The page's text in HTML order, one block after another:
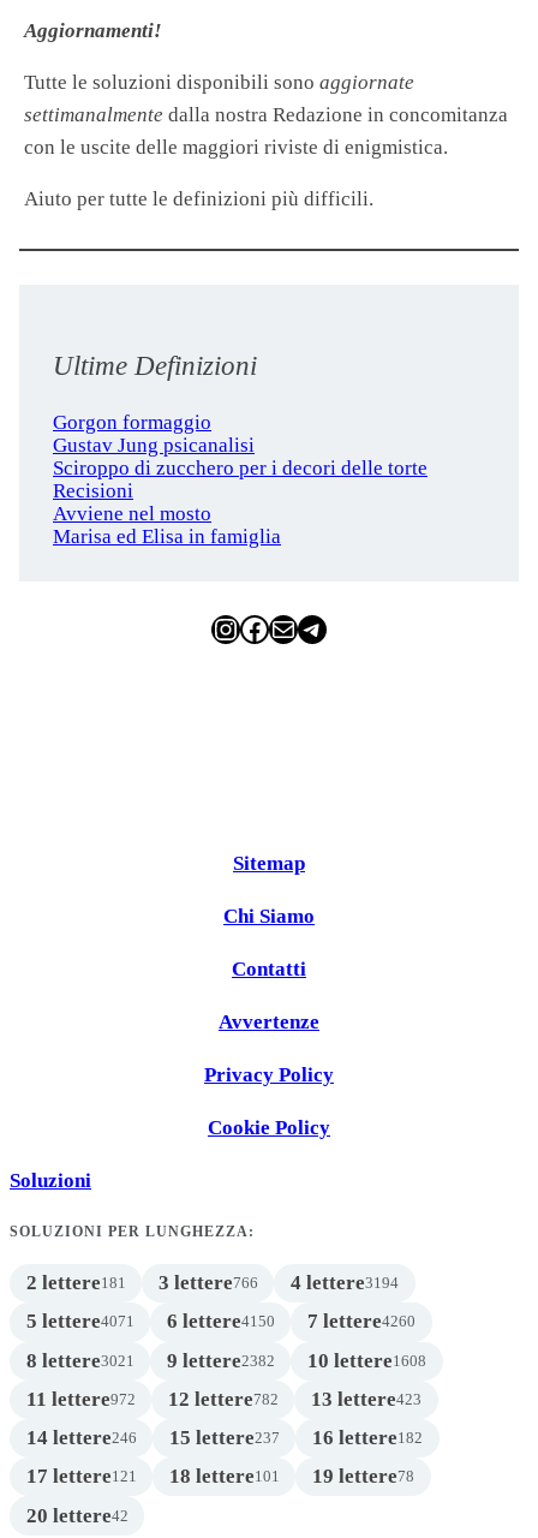
Aggiornamenti!
Tutte le soluzioni disponibili sono aggiornate
settimanalmente dalla nostra Redazione in concomitanza
con le uscite delle maggiori riviste di enigmistica.
Aiuto per tutte le definizioni più difficili.
Ultime Definizioni
Gorgon formaggio
Gustav Jung psicanalisi
Sciroppo di zucchero per i decori delle torte
Recisioni
Avviene nel mosto
Marisa ed Elisa in famiglia
InstagramFacebook Email Telegram
Sitemap
Chi Siamo
Contatti
Avvertenze
Privacy Policy
Cookie Policy
Soluzioni
SOLUZIONI PER LUNGHEZZA:
2 lettere181 3 lettere766 4 lettere3194
5 lettere4071 6 lettere4150 7 lettere4260
8 lettere3021 9 lettere2382 10 lettere1608
11 lettere972 12 lettere782 13 lettere423
14 lettere246 15 lettere237 16 lettere182
17 lettere121 18 lettere101 19 lettere78
20 lettere42